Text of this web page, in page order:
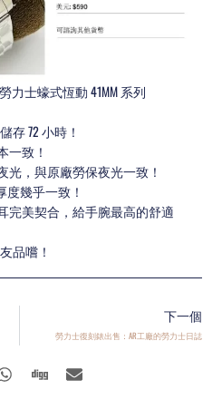
力士蠔式恆動 41MM 系列
存 72 小時！
一致！
光，與原廠勞保夜光一致！
度幾乎一致！
完美契合，給手腕最高的舒適
品嚐！
下一個
勞力士復刻錶出售：AR工廠的勞力士日誌